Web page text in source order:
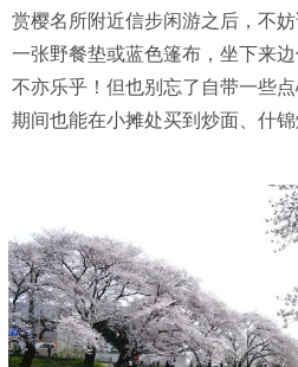
赏樱名所附近信步闲游之后，不
一张野餐垫或蓝色篷布，坐下来
不亦乐乎！但也别忘了自带一些
期间也能在小摊处买到炒面、什锦